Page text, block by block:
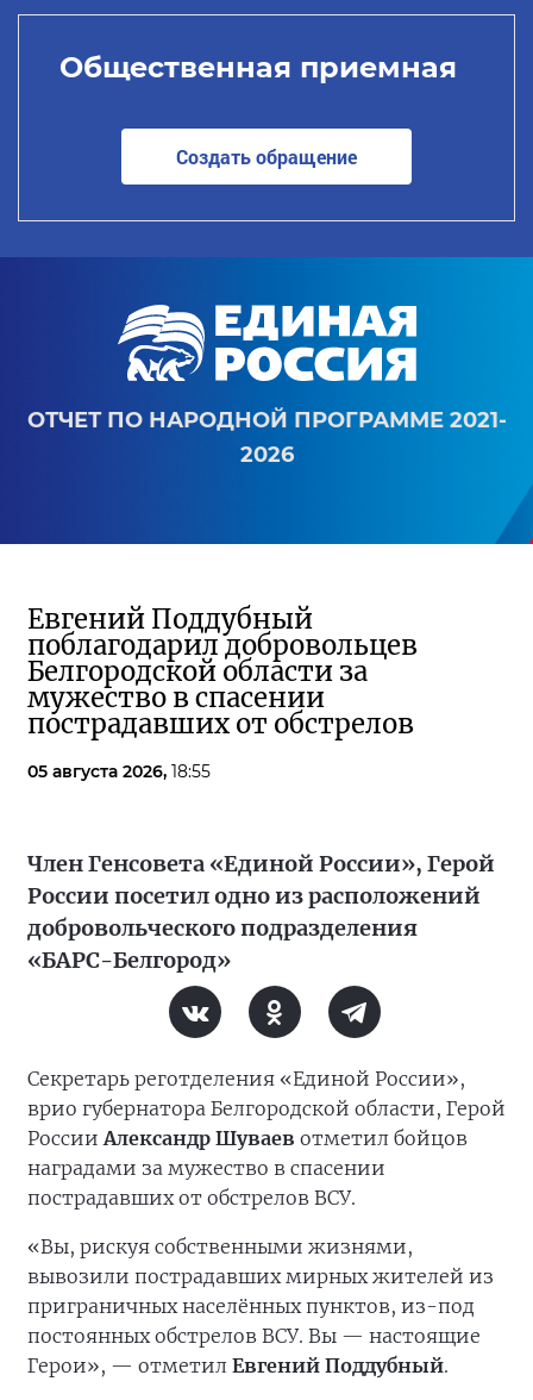
Общественная приемная
Создать обращение
ОТЧЕТ ПО НАРОДНОЙ ПРОГРАММЕ 2021-
2026
Евгений Поддубный
поблагодарил добровольцев
Белгородской области за
мужество в спасении
пострадавших от обстрелов
05 августа 2026, 18:55
Член Генсовета «Единой России», Герой
России посетил одно из расположений
добровольческого подразделения
«БАРС-Белгород»
Секретарь реготделения «Единой России»,
врио губернатора Белгородской области, Герой
РоссииАлександр Шуваев отметил бойцов
наградами за мужество в спасении
пострадавших от обстрелов ВСУ.
«Вы, рискуя собственными жизнями,
вывозили пострадавших мирных жителей из
приграничных населённых пунктов, из-под
постоянных обстрелов ВСУ. Вы — настоящие
Герои», — отметил Евгений Поддубный.